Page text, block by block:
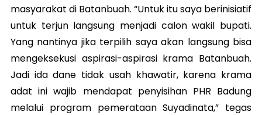
masyarakat di Batanbuah. “Untuk itu saya berinisiatif
untuk terjun langsung menjadi calon wakil bupati.
Yang nantinya jika terpilih saya akan langsung bisa
mengeksekusi aspirasi-aspirasi krama Batanbuah.
Jadi ida dane tidak usah khawatir, karena krama
adat ini wajib mendapat penyisihan PHR Badung
melalui program pemerataan Suyadinata,” tegas